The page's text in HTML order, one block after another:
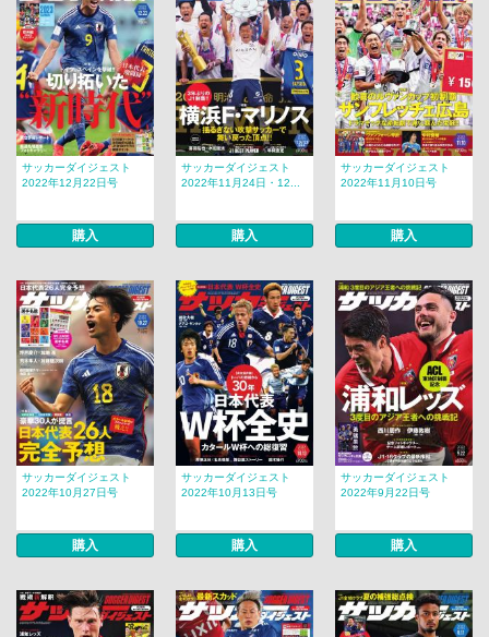
サッカーダイジェスト
2022年12月22日号
購入
サッカーダイジェスト
2022年11月24日・12...
購入
サッカーダイジェスト
2022年11月10日号
購入
サッカーダイジェスト
2022年10月27日号
購入
サッカーダイジェスト
2022年10月13日号
購入
サッカーダイジェスト
2022年9月22日号
購入